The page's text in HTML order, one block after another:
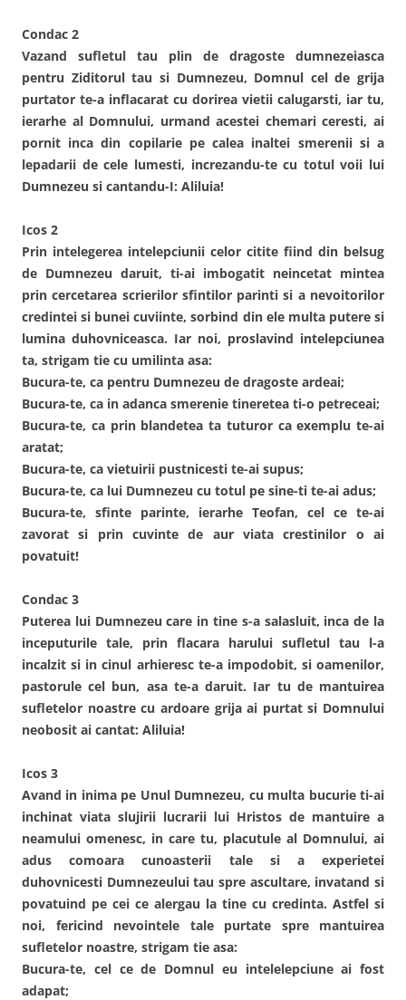
Condac 2
Vazand sufletul tau plin de dragoste dumnezeiasca
pentru Ziditorul tau si Dumnezeu, Domnul cel de grija
purtator te-a inflacarat cu dorirea vietii calugarsti, iar tu,
ierarhe al Domnului, urmand acestei chemari ceresti, ai
pornit inca din copilarie pe calea inaltei smerenii si a
lepadarii de cele lumesti, increzandu-te cu totul voii lui
Dumnezeu si cantandu-I: Aliluia!
Icos 2
Prin intelegerea intelepciunii celor citite fiind din belsug
de Dumnezeu daruit, ti-ai imbogatit neincetat mintea
prin cercetarea scrierilor sfintilor parinti si a nevoitorilor
credintei si bunei cuviinte, sorbind din ele multa putere si
lumina duhovniceasca. Iar noi, proslavind intelepciunea
ta, strigam tie cu umilinta asa:
Bucura-te, ca pentru Dumnezeu de dragoste ardeai;
Bucura-te, ca in adanca smerenie tineretea ti-o petreceai;
Bucura-te, ca prin blandetea ta tuturor ca exemplu te-ai
aratat;
Bucura-te, ca vietuirii pustnicesti te-ai supus;
Bucura-te, ca lui Dumnezeu cu totul pe sine-ti te-ai adus;
Bucura-te, sfinte parinte, ierarhe Teofan, cel ce te-ai
zavorat si prin cuvinte de aur viata crestinilor o ai
povatuit!
Condac 3
Puterea lui Dumnezeu care in tine s-a salasluit, inca de la
inceputurile tale, prin flacara harului sufletul tau l-a
incalzit si in cinul arhieresc te-a impodobit, si oamenilor,
pastorule cel bun, asa te-a daruit. Iar tu de mantuirea
sufletelor noastre cu ardoare grija ai purtat si Domnului
neobosit ai cantat: Aliluia!
Icos 3
Avand in inima pe Unul Dumnezeu, cu multa bucurie ti-ai
inchinat viata slujirii lucrarii lui Hristos de mantuire a
neamului omenesc, in care tu, placutule al Domnului, ai
adus comoara cunoasterii tale si a experietei
duhovnicesti Dumnezeului tau spre ascultare, invatand si
povatuind pe cei ce alergau la tine cu credinta. Astfel si
noi, fericind nevointele tale purtate spre mantuirea
sufletelor noastre, strigam tie asa:
Bucura-te, cel ce de Domnul eu intelelepciune ai fost
adapat;